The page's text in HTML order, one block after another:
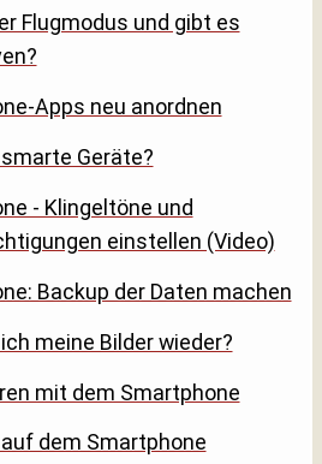
Flugmodus und gibt es
Apps neu anordnen
Geräte?
- Klingeltöne und
einstellen (Video)
Backup der Daten machen
meine Bilder wieder?
mit dem Smartphone
dem Smartphone